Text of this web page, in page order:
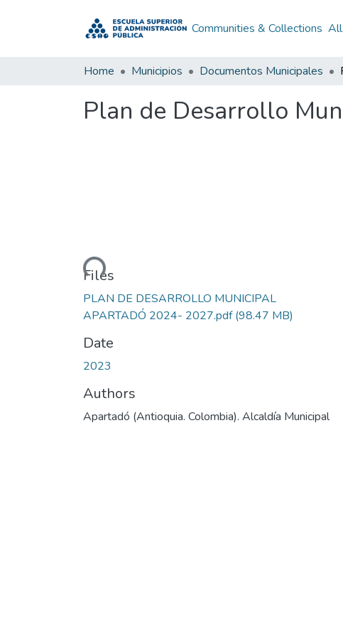
Communities & Collections
Home Municipios Documentos Municipales
Plan de Desarrollo
Loading...
Files
PLAN DE DESARROLLO MUNICIPAL
APARTADÓ 2024- 2027.pdf(98.47 MB)
Date
2023
Authors
Apartadó (Antioquia. Colombia). Alcaldía Municipal